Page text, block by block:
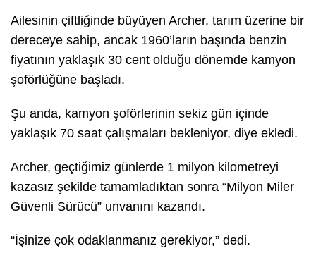
Ailesinin çiftliğinde büyüyen Archer, tarım üzerine bir
dereceye sahip, ancak 1960’ların başında benzin
fiyatının yaklaşık 30 cent olduğu dönemde kamyon
şoförlüğüne başladı.
Şu anda, kamyon şoförlerinin sekiz gün içinde
yaklaşık 70 saat çalışmaları bekleniyor, diye ekledi.
Archer, geçtiğimiz günlerde 1 milyon kilometreyi
kazasız şekilde tamamladıktan sonra “Milyon Miler
Güvenli Sürücü” unvanını kazandı.
“İşinize çok odaklanmanız gerekiyor,” dedi.